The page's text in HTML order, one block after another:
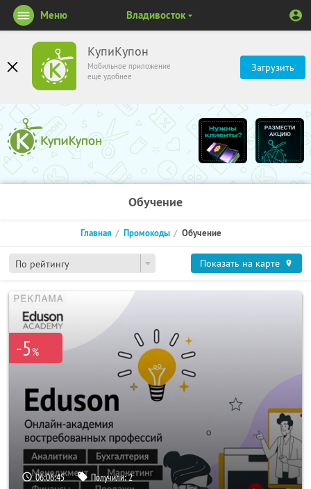
КупиКупон
Мобильное приложение
ещё удобнее
Загрузить
Меню Владивосток
Обучение
По рейтингу
Главная Промокоды Обучение
Показать на карте
-5%
06:06:44 Получили:2